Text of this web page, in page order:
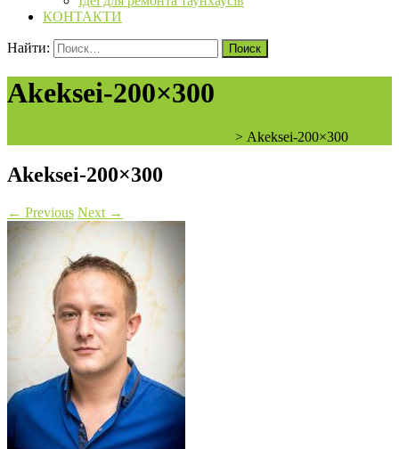
КОНТАКТИ
Найти:
Akeksei-200×300
> Akeksei-200×300
Akeksei-200×300
← Previous Next →